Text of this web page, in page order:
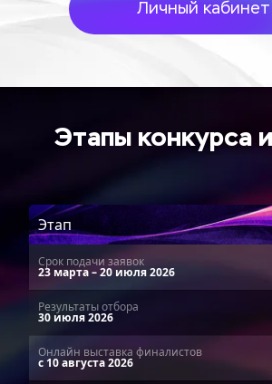
Личный кабинет
Этапы конкурса
Этап
Срок подачи заявок
23 марта – 20 июля 2026
Результаты отбора
30 июля 2026
Онлайн выставка финалистов
с 10 августа 2026